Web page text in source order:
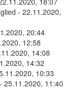
- 22.11.2020,
20:44
12:58
14:08
14:32
10:33
- 25.11.2020, 11:40